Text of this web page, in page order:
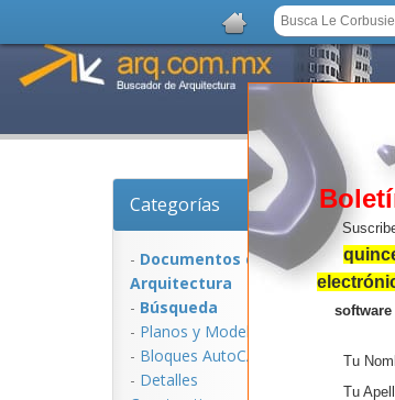
Categorías
- Documentos de
Arquitectura
- Búsqueda
- Planos y Modelos
- Bloques AutoCAD
- Detalles
software
Tu
Tu